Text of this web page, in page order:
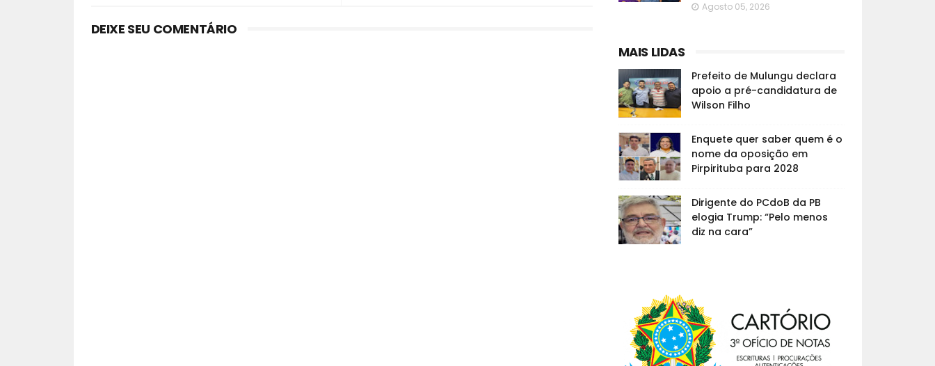
DEIXE SEU COMENTÁRIO
Agosto 05, 2026
MAIS LIDAS
Prefeito de Mulungu declara
apoio a pré-candidatura de
Wilson Filho
Enquete quer saber quem é o
nome da oposição em
Pirpirituba para 2028
Dirigente do PCdoB da PB
elogia Trump: “Pelo menos
diz na cara”